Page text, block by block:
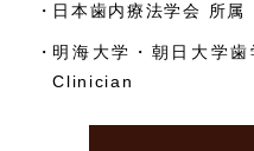
日本歯内療法学会 所属
明海大学・朝日大学
Clinician